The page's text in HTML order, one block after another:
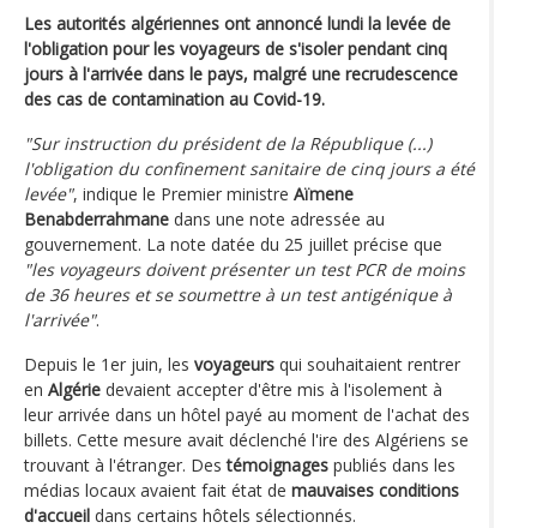
Les autorités algériennes ont annoncé lundi la levée de
l'obligation pour les voyageurs de s'isoler pendant cinq
jours à l'arrivée dans le pays, malgré une recrudescence
des cas de contamination au Covid-19.
"Sur instruction du président de la République (...)
l'obligation du confinement sanitaire de cinq jours a été
levée", indique le Premier ministre Aïmene
Benabderrahmane dans une note adressée au
gouvernement. La note datée du 25 juillet précise que
"les voyageurs doivent présenter un test PCR de moins
de 36 heures et se soumettre à un test antigénique à
l'arrivée".
Depuis le 1er juin, les voyageurs qui souhaitaient rentrer
en Algérie devaient accepter d'être mis à l'isolement à
leur arrivée dans un hôtel payé au moment de l'achat des
billets. Cette mesure avait déclenché l'ire des Algériens se
trouvant à l'étranger. Destémoignages publiés dans les
médias locaux avaient fait état de mauvaises conditions
d'accueil dans certains hôtels sélectionnés.